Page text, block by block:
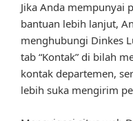
Jika Anda mempunyai
bantuan lebih lanjut,
menghubungi Dinkes
tab “Kontak” di bilah
kontak departemen,
lebih suka mengirim